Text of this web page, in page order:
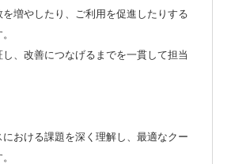
を増やしたり、ご利用を促進したりする
し、改善につなげるまでを一貫して担当
における課題を深く理解し、最適なクー